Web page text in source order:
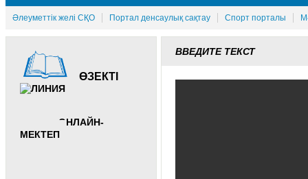
Әлеуметтік желі СҚО Портал денсаулық сақтау Спорт порталы
ӨЗЕКТІ
ОНЛАЙН-
МЕКТЕП
ВВЕДИТЕ ТЕКСТ